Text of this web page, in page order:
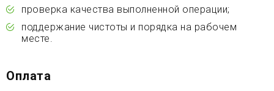
проверка качества выполненной операции;
поддержание чистоты и порядка на рабочем
месте.
Оплата